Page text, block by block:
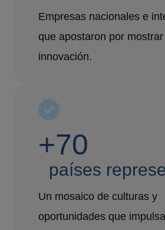
Empresas nacionales e
que apostaron por mostrar
innovación.
+70
países
Un mosaico de culturas y
oportunidades que